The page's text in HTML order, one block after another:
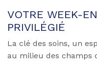
VOTRE WEEK-
PRIVILÉGIÉ
La clé des soins, un
au milieu des champs